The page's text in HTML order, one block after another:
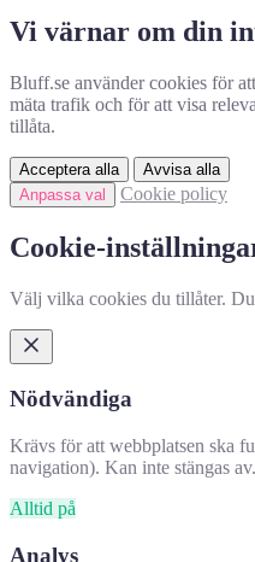
Vi värnar om din
Bluff.se använder cookies för
mäta trafik och för att visa
tillåta.
Acceptera alla
Avvisa alla
Anpassa val
Cookie policy
Cookie-
Välj vilka cookies du tillåter.
Nödvändiga
Krävs för att webbplatsen ska
navigation). Kan inte stängas av.
Alltid på
Analys